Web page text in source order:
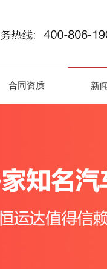
合同资质 新